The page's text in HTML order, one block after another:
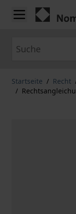
Zum Inhalt springen
Startseite / Recht
/